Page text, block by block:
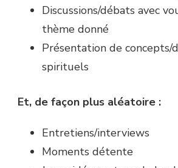
Discussions/débats avec
thème donné
Présentation de concepts/
spirituels
Et, de façon plus aléatoire :
Entretiens/interviews
Moments détente